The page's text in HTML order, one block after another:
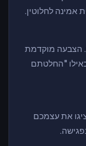
לחלוטין.
הצבעה מוקדמת
"החלטתם
את עצמכם